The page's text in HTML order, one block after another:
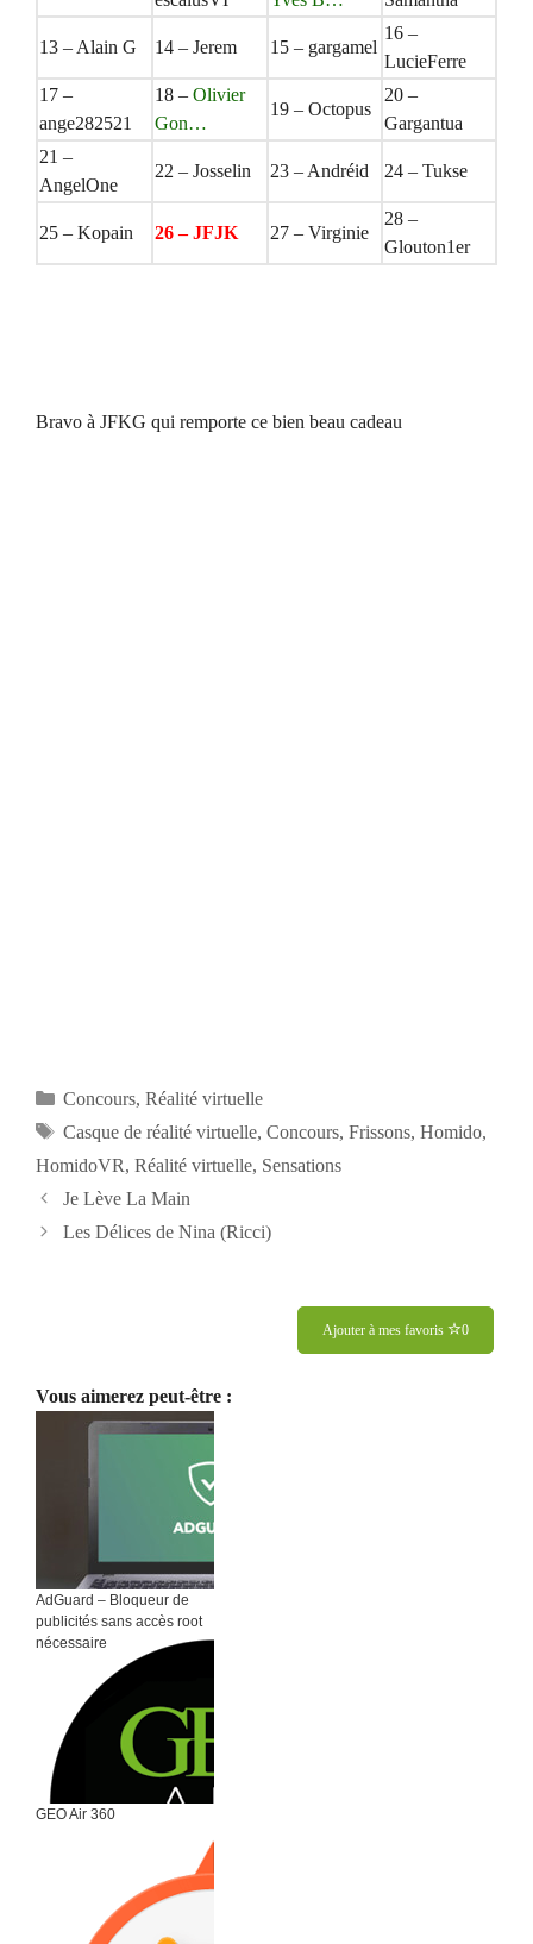
13 – Alain G 14 – Jerem 15 – gargamel
16 –
LucieFerre
17 –
ange282521
18 – Olivier
Gon…
19 – Octopus
20 –
Gargantua
21 –
AngelOne
22 – Josselin 23 – Andréid 24 – Tukse
25 – Kopain 26 – JFJK 27 – Virginie
28 –
Glouton1er
Bravo à JFKG qui remporte ce bien beau cadeau
Catégories
Concours, Réalité virtuelle
Étiquettes
Casque de réalité virtuelle, Concours, Frissons, Homido,
HomidoVR, Réalité virtuelle, Sensations
Navigation
des
Je Lève La Main
Les Délices de Nina (Ricci)
Ajouter à mes favoris 0
Vous aimerez peut-être :
AdGuard – Bloqueur de
publicités sans accès root
nécessaire
GEO Air 360